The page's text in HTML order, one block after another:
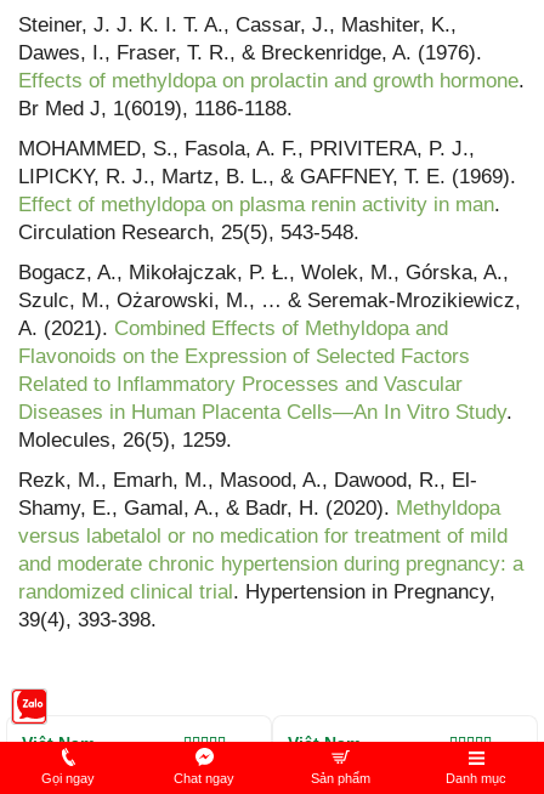
Steiner, J. J. K. I. T. A., Cassar, J., Mashiter, K.,
Dawes, I., Fraser, T. R., & Breckenridge, A. (1976).
Effects of methyldopa on prolactin and growth hormone.
Br Med J, 1(6019), 1186-1188.
MOHAMMED, S., Fasola, A. F., PRIVITERA, P. J.,
LIPICKY, R. J., Martz, B. L., & GAFFNEY, T. E. (1969).
Effect of methyldopa on plasma renin activity in man.
Circulation Research, 25(5), 543-548.
Bogacz, A., Mikołajczak, P. Ł., Wolek, M., Górska, A.,
Szulc, M., Ożarowski, M., … & Seremak-Mrozikiewicz,
A. (2021). Combined Effects of Methyldopa and
Flavonoids on the Expression of Selected Factors
Related to Inflammatory Processes and Vascular
Diseases in Human Placenta Cells—An In Vitro Study.
Molecules, 26(5), 1259.
Rezk, M., Emarh, M., Masood, A., Dawood, R., El-
Shamy, E., Gamal, A., & Badr, H. (2020). Methyldopa
versus labetalol or no medication for treatment of mild
and moderate chronic hypertension during pregnancy: a
randomized clinical trial. Hypertension in Pregnancy,
39(4), 393-398.
Được xếp
hạng5.00
Việt Nam
Được xếp
hạng 5.00
Việt Nam
Gọi ngay Chat ngay Sản phẩm Danh mục